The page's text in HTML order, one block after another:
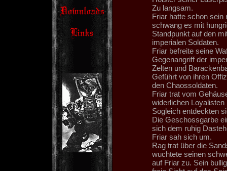
Zu langsam.
Friar hatte schon
schwang es mit
Standpunkt auf den
imperialen Soldaten.
Friar befreite seine
Gegenangriff der
Zelten und
Geführt von ihren
den Chaossoldaten.
Friar trat vom
widerlichen
Sogleich entdeckten
Die Geschossgarbe
sich dem ruhig
Friar sah sich um.
Rag trat über die
wuchtete seinen
auf Friar zu. Sein